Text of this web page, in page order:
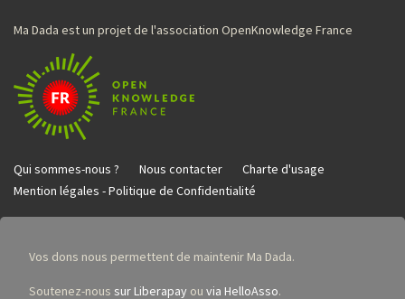
Ma Dada est un projet de l'association OpenKnowledge France
Qui sommes-nous ? Nous contacter
Charte d'usage
Mention légales - Politique de Confidentialité
Vos dons nous permettent de maintenir Ma Dada.
Soutenez-nous sur Liberapay ou via HelloAsso.